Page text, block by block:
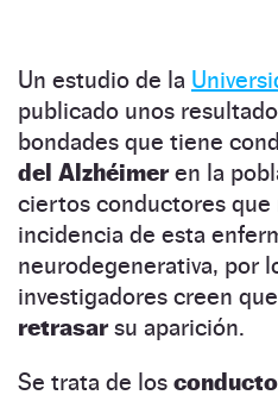
Un estudio de la
publicado unos
bondades que tiene
del Alzhéimeren la
ciertos conductores
incidencia de esta
neurodegenerativa, por
investigadores creen que
retrasarsu aparición.
Se trata de los